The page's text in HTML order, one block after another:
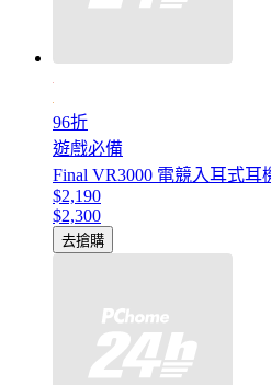
96折
遊戲必備
Final VR3000 電競入耳式耳
$2,190
$2,300
去搶購